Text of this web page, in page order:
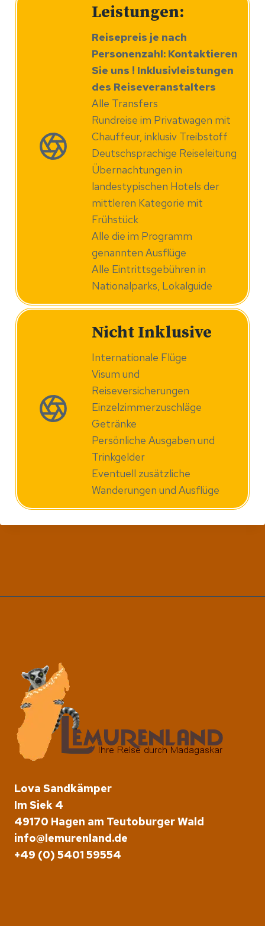
Leistungen:
Reisepreis je nach
Personenzahl: Kontaktieren
Sie uns ! Inklusivleistungen
des Reiseveranstalters
Alle Transfers
Rundreise im Privatwagen mit
Chauffeur, inklusiv Treibstoff
Deutschsprachige Reiseleitung
Übernachtungen in
landestypischen Hotels der
mittleren Kategorie mit
Frühstück
Alle die im Programm
genannten Ausflüge
Alle Eintrittsgebühren in
Nationalparks, Lokalguide
Nicht Inklusive
Internationale Flüge
Visum und
Reiseversicherungen
Einzelzimmerzuschläge
Getränke
Persönliche Ausgaben und
Trinkgelder
Eventuell zusätzliche
Wanderungen und Ausflüge
Lova Sandkämper
Im Siek 4
49170 Hagen am Teutoburger Wald
info@lemurenland.de
+49 (0) 5401 59554